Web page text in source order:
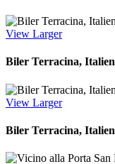
View Larger
Biler Terracina, Italien
View Larger
Biler Terracina, Italien